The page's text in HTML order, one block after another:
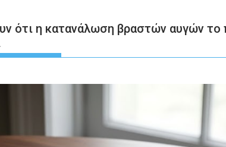
ότι η κατανάλωση βραστών αυγών το